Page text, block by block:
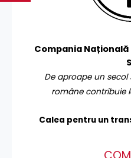
Compania Națională
De aproape un
române contribuie
Calea pentru un